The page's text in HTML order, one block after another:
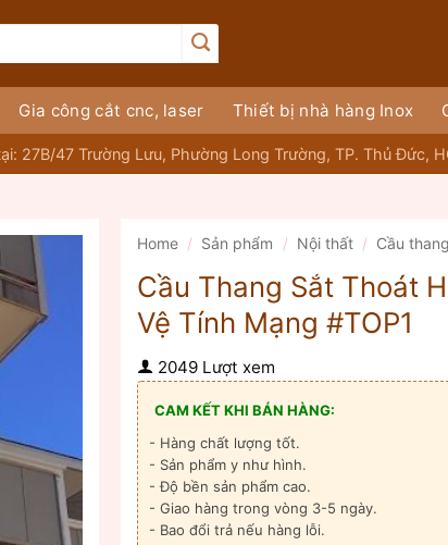
Gia công cắt cnc, laser Thiết bị nhà hàng Inox
27B/47 Trường Lưu, Phường Long Trường, TP. Thủ Đức,
Home / Sản phẩm / Nội thất / Cầu thang
Cầu Thang Sắt Thoát
Vệ Tính Mạng #TOP1
2049 Lượt xem
CAM KẾT KHI BÁN HÀNG:
- Hàng chất lượng tốt.
- Sản phẩm y như hình.
- Độ bền sản phẩm cao.
- Giao hàng trong vòng 3-5 ngày.
- Bao đổi trả nếu hàng lỗi.